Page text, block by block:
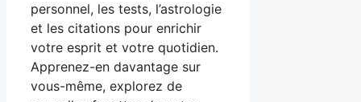
personnel, les tests, l’astrologie
et les citations pour enrichir
votre esprit et votre quotidien.
Apprenez-en davantage sur
vous-même, explorez de